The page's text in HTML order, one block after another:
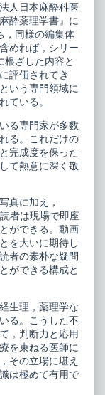
人日本麻酔科医
酔薬理学書』に
，同様の編集体
めれば，シリー
根ざした内容と
評価されてき
いう専門領域に
ている。
る専門家が多数
る。これだけの
完成度を保った
て熱意に深く敬
真に加え，
者は現場で即座
ができる。動画
を大いに期待し
者の素朴な疑問
ができる構成と
生理，薬理学な
る。こうした不
，判断力と応用
を束ねる医師に
その立場に堪え
は極めて有用で